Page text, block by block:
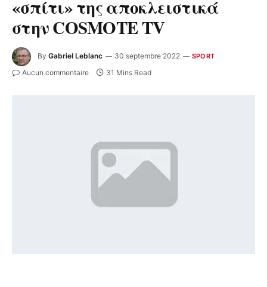
«σπίτι» της αποκλειστικά
στην COSMOTE TV
By Gabriel Leblanc 30 septembre 2022 SPORT
Aucun commentaire 31 Mins Read